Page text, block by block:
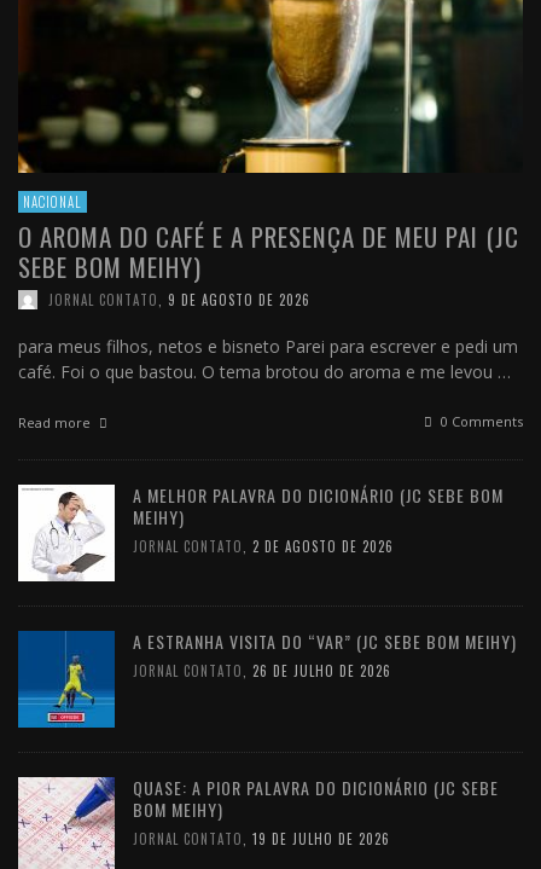
NACIONAL
O AROMA DO CAFÉ E A PRESENÇA DE MEU PAI (JC
SEBE BOM MEIHY)
JORNAL CONTATO 9 DE AGOSTO DE 2026
para meus filhos, netos e bisneto Parei para escrever e pedi um
café. Foi o que bastou. O tema brotou do aroma e me levou …
Read more 0 Comments
A MELHOR PALAVRA DO DICIONÁRIO (JC SEBE BOM
MEIHY)
JORNAL CONTATO 2 DE AGOSTO DE 2026
A ESTRANHA VISITA DO “VAR” (JC SEBE BOM MEIHY)
JORNAL CONTATO 26 DE JULHO DE 2026
QUASE: A PIOR PALAVRA DO DICIONÁRIO (JC SEBE
BOM MEIHY)
JORNAL CONTATO 19 DE JULHO DE 2026